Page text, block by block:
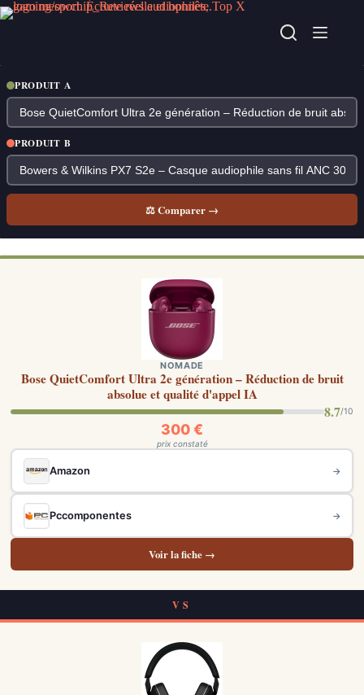
Passer
au
PRODUIT A
PRODUIT B
⚖ Comparer →
NOMADE
Bose QuietComfort Ultra 2e génération – Réduction de bruit
absolue et qualité d'appel IA
8.7/10
300 €
prix constaté
Amazon →
Pccomponentes →
Voir la fiche →
VS